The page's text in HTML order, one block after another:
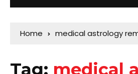
Home medical astrology
Tag: medical